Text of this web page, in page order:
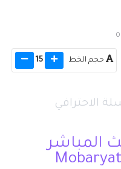
0
حجم الخط 15
الاحترافي
المباشر